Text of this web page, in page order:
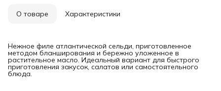
О товаре Характеристики
Нежное филе атлантической сельди, приготовленное
методом бланширования и бережно уложенное в
растительное масло. Идеальный вариант для быстрого
приготовления закусок, салатов или самостоятельного
блюда.